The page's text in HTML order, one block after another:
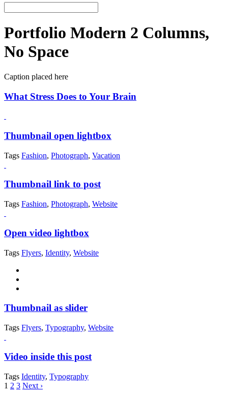
Portfolio Modern 2 Columns,
No Space
Caption placed here
What Stress Does to Your Brain
Thumbnail open lightbox
Tags Fashion, Photograph, Vacation
Thumbnail link to post
Tags Fashion, Photograph, Website
Open video lightbox
Tags Flyers, Identity, Website
Thumbnail as slider
Tags Flyers, Typography, Website
Video inside this post
Tags Identity, Typography
1 2 3 Next ›